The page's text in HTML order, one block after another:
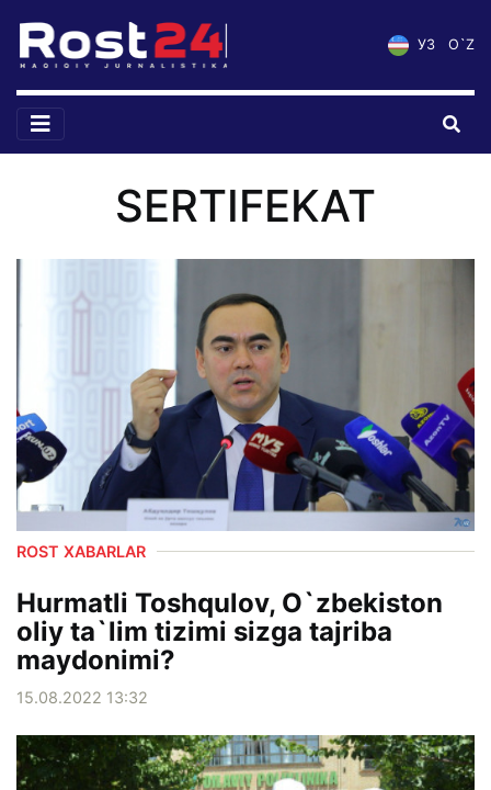
УЗ O`Z
SERTIFEKAT
ROST XABARLAR
Hurmatli Toshqulov, O`zbekiston
oliy ta`lim tizimi sizga tajriba
maydonimi?
15.08.2022 13:32